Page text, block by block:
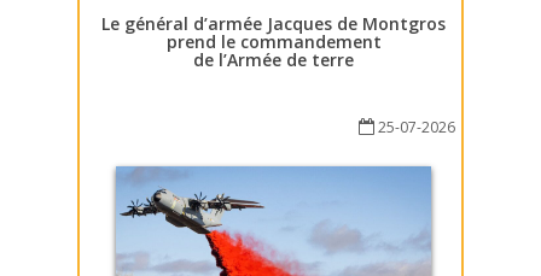
Le général d’armée Jacques de Montgros
prend le commandement
de l’Armée de terre
25-07-2026